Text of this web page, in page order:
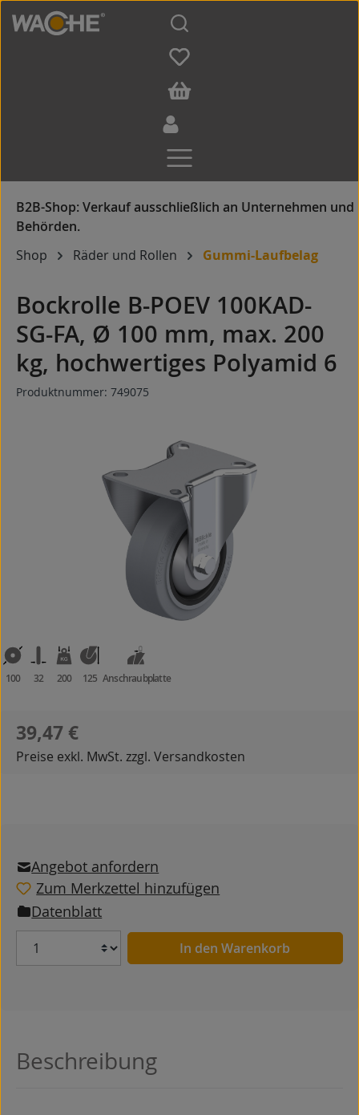
Zum Hauptinhalt springen
Shop Räder und Rollen Gummi-Laufbelag
Bockrolle B-POEV 100KAD-
SG-FA, Ø 100 mm, max. 200
kg, hochwertiges Polyamid 6
Produktnummer: 749075
100 32 200 125 Anschraubplatte
Regulärer Preis:
39,47 €
Preise exkl. MwSt. zzgl. Versandkosten
Angebot anfordern
Zum Merkzettel hinzufügen
Datenblatt
Anzahl In den Warenkorb
Beschreibung